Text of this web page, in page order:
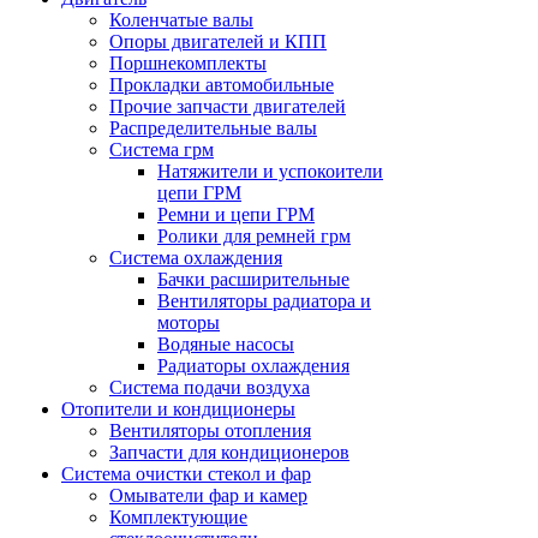
Коленчатые валы
Опоры двигателей и КПП
Поршнекомплекты
Прокладки автомобильные
Прочие запчасти двигателей
Распределительные валы
Система грм
Натяжители и успокоители
цепи ГРМ
Ремни и цепи ГРМ
Ролики для ремней грм
Система охлаждения
Бачки расширительные
Вентиляторы радиатора и
моторы
Водяные насосы
Радиаторы охлаждения
Система подачи воздуха
Отопители и кондиционеры
Вентиляторы отопления
Запчасти для кондиционеров
Система очистки стекол и фар
Омыватели фар и камер
Комплектующие